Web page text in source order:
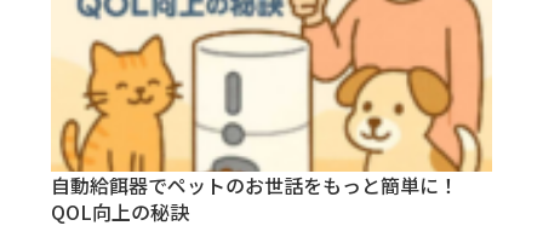
自動給餌器でペットのお世話をもっと簡単に！
QOL向上の秘訣